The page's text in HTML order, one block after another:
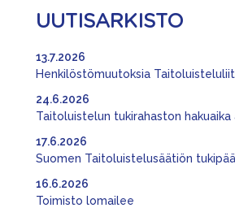
UUTISARKISTO
Henkilöstömuutoksia
13.7.2026
Taitoluistelun tukirahaston hakuaika
24.6.2026
Suomen Taitoluistelusäätiön
17.6.2026
Toimisto lomailee
16.6.2026